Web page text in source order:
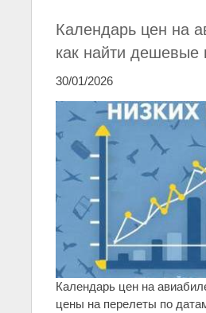
Календарь цен на
как найти дешевые
30/01/2026
Календарь цен на
цены на перелеты по